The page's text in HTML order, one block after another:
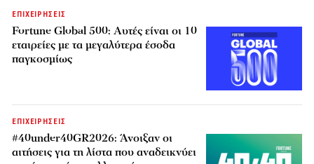
ΕΠΙΧΕΙΡΗΣΕΙΣ
Fortune Global 500: Αυτές είναι οι 10
εταιρείες με τα μεγαλύτερα έσοδα
παγκοσμίως
ΕΠΙΧΕΙΡΗΣΕΙΣ
#40under40GR2026: Άνοιξαν οι
αιτήσεις για τη λίστα που αναδεικνύει